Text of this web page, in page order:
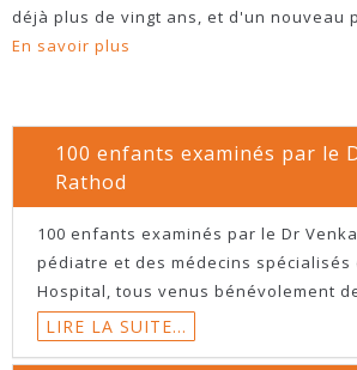
déjà plus de vingt ans, et d'un nouveau
En savoir plus
100 enfants examinés par le
Rathod
100 enfants examinés par le Dr
pédiatre et des médecins spécialisés
Hospital, tous venus bénévolement
LIRE LA SUITE…